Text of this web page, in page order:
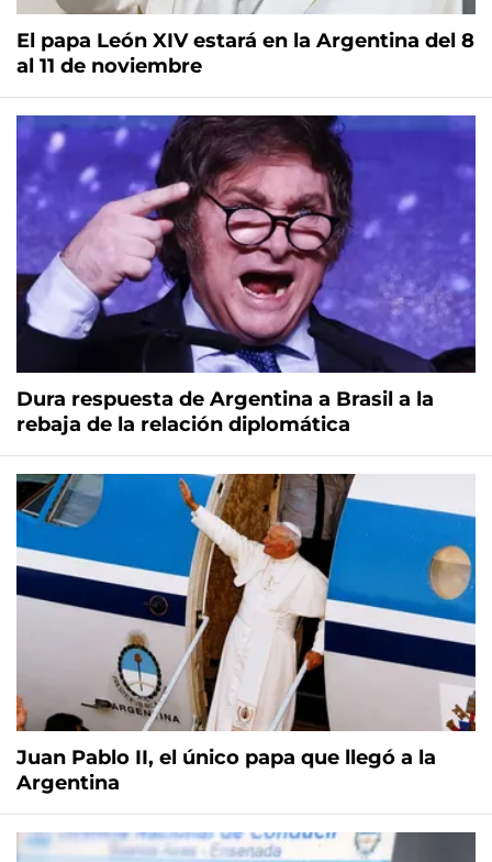
El papa León XIV estará en la Argentina del 8
al 11 de noviembre
Dura respuesta de Argentina a Brasil a la
rebaja de la relación diplomática
Juan Pablo II, el único papa que llegó a la
Argentina